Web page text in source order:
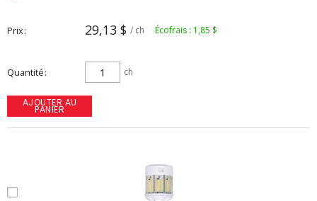
Prix 29,13 $ / ch Écofrais : 1,85 $
Quantité ch
AJOUTER AU
PANIER